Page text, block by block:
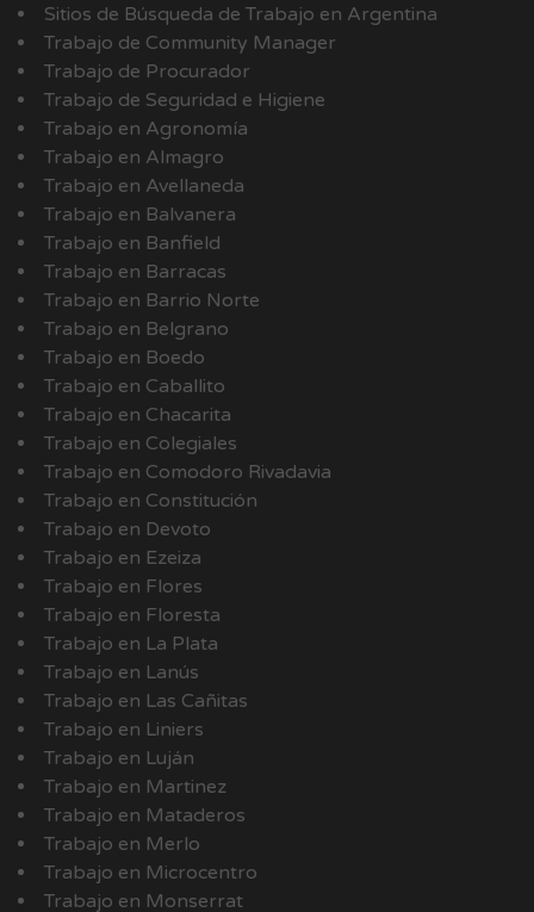
Sitios de Búsqueda de Trabajo en Argentina
Trabajo de Community Manager
Trabajo de Procurador
Trabajo de Seguridad e Higiene
Trabajo en Agronomía
Trabajo en Almagro
Trabajo en Avellaneda
Trabajo en Balvanera
Trabajo en Banfield
Trabajo en Barracas
Trabajo en Barrio Norte
Trabajo en Belgrano
Trabajo en Boedo
Trabajo en Caballito
Trabajo en Chacarita
Trabajo en Colegiales
Trabajo en Comodoro Rivadavia
Trabajo en Constitución
Trabajo en Devoto
Trabajo en Ezeiza
Trabajo en Flores
Trabajo en Floresta
Trabajo en La Plata
Trabajo en Lanús
Trabajo en Las Cañitas
Trabajo en Liniers
Trabajo en Luján
Trabajo en Martinez
Trabajo en Mataderos
Trabajo en Merlo
Trabajo en Microcentro
Trabajo en Monserrat